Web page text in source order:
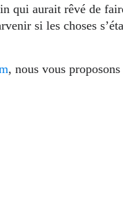
qui aurait rêvé de
si les choses
, nous vous